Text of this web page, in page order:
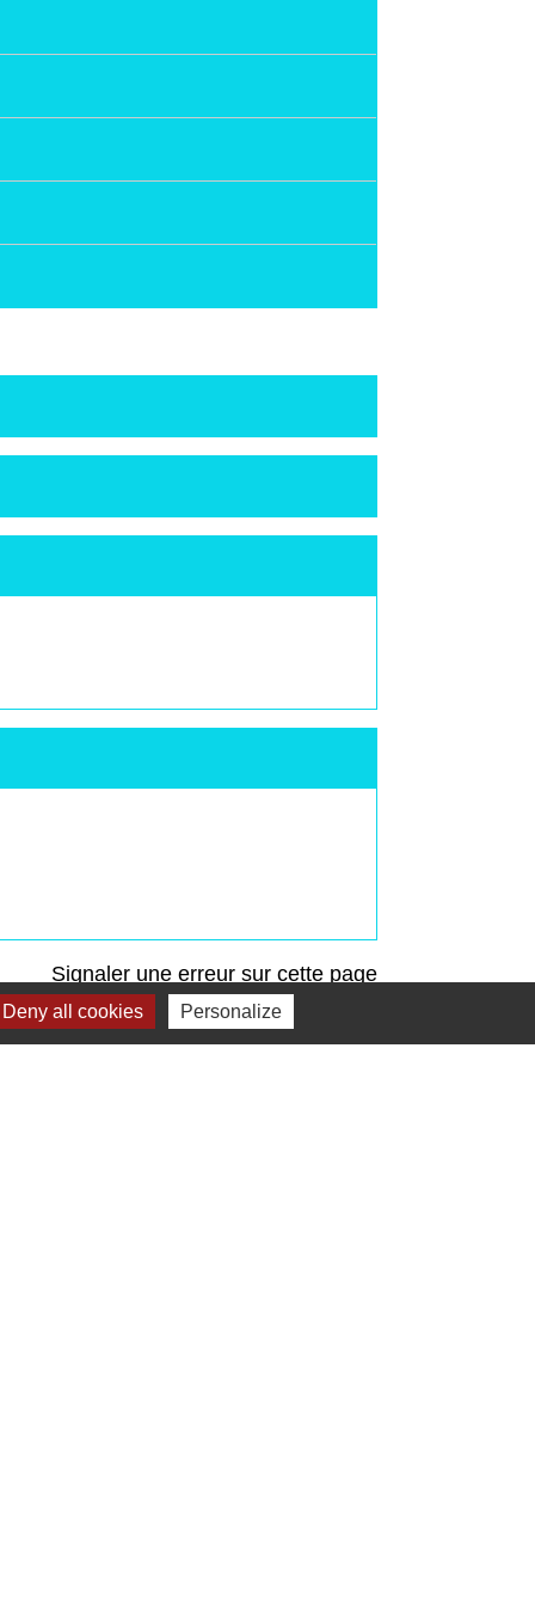
Signaler une erreur sur cette page
Deny all cookies Personalize